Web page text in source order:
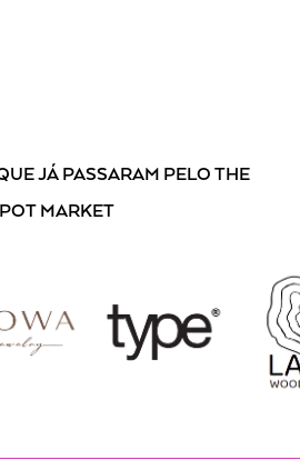
JÁ PASSARAM PELO THE
MARKET